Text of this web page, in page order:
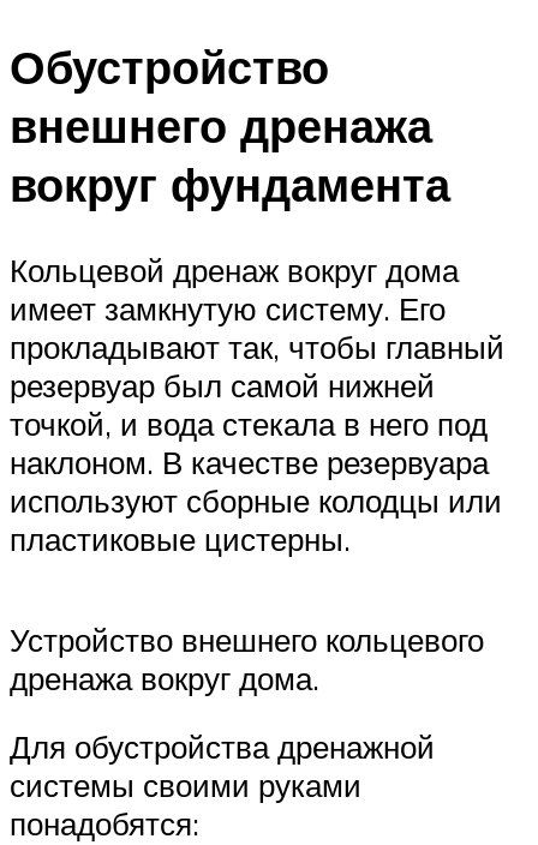
Обустройство
внешнего дренажа
вокруг фундамента
Кольцевой дренаж вокруг дома
имеет замкнутую систему. Его
прокладывают так, чтобы главный
резервуар был самой нижней
точкой, и вода стекала в него под
наклоном. В качестве резервуара
используют сборные колодцы или
пластиковые цистерны.
Устройство внешнего кольцевого
дренажа вокруг дома.
Для обустройства дренажной
системы своими руками
понадобятся: